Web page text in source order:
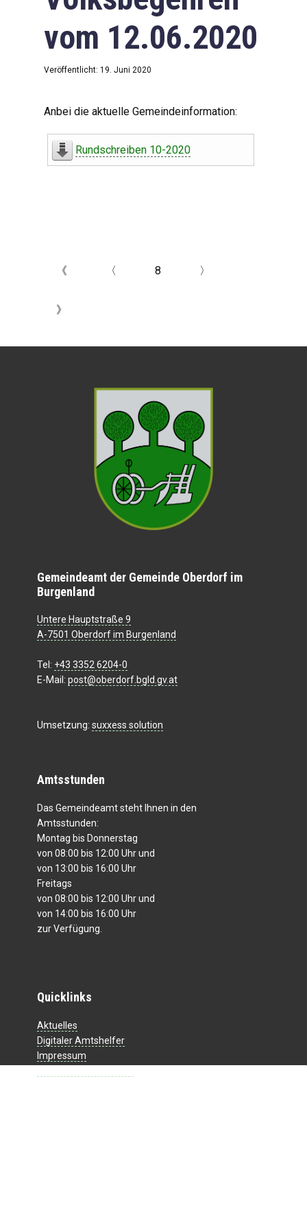
vom 12.06.2020
Veröffentlicht: 19. Juni 2020
Anbei die aktuelle Gemeindeinformation:
Rundschreiben 10-2020
《 〈 8 〉
》
Gemeindeamt der Gemeinde Oberdorf im
Burgenland
Untere Hauptstraße 9
A-7501 Oberdorf im Burgenland
Tel: +43 3352 6204-0
E-Mail: post@oberdorf.bgld.gv.at
Umsetzung: suxxess solution
Amtsstunden
Das Gemeindeamt steht Ihnen in den
Amtsstunden:
Montag bis Donnerstag
von 08:00 bis 12:00 Uhr und
von 13:00 bis 16:00 Uhr
Freitags
von 08:00 bis 12:00 Uhr und
von 14:00 bis 16:00 Uhr
zur Verfügung.
Quicklinks
Aktuelles
Digitaler Amtshelfer
Impressum